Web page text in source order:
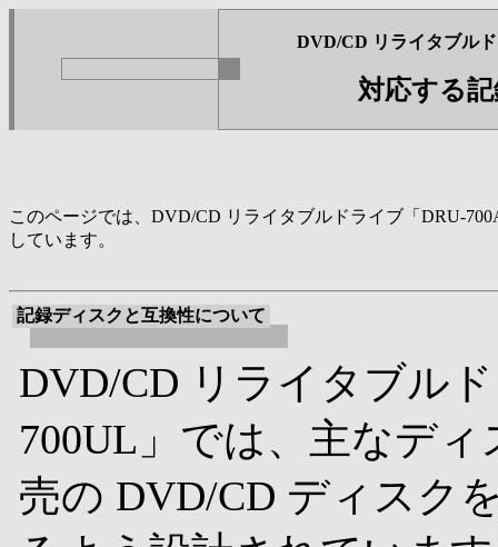
DVD/CD リライタブル
対応する
このページでは、DVD/CD リライタブルドライブ「DRU-
しています。
記録ディスクと互換性について
DVD/CD リライタブル
700UL」では、主なデ
売の DVD/CD ディスク